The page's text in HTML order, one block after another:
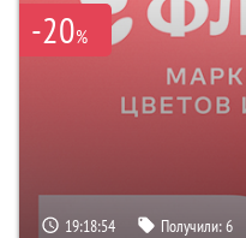
-20%
19:18:53 Получили:6